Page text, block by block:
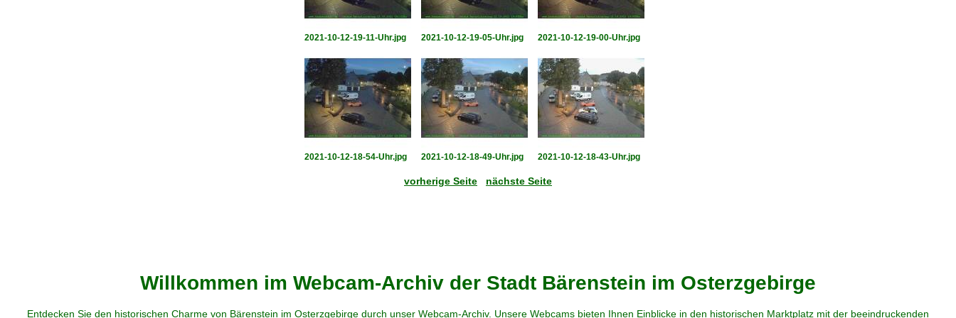
2021-10-12-19-11-Uhr.jpg 2021-10-12-19-05-Uhr.jpg 2021-10-12-19-00-Uhr.jpg
2021-10-12-18-54-Uhr.jpg 2021-10-12-18-49-Uhr.jpg 2021-10-12-18-43-Uhr.jpg
vorherige Seite nächste Seite
Willkommen im Webcam-Archiv der Stadt Bärenstein im Osterzgebirge
Entdecken Sie den historischen Charme von Bärenstein im Osterzgebirge durch unser Webcam-Archiv. Unsere Webcams bieten Ihnen Einblicke in den historischen Marktplatz mit der beeindruckenden